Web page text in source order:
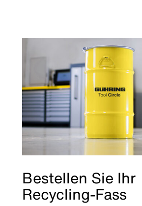
Bestellen Sie Ihr
Recycling-Fass